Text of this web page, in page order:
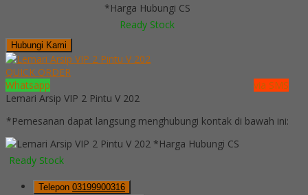
*Harga Hubungi CS
Ready Stock
Hubungi Kami
QUICK ORDER
Whatsapp
via SMS
Lemari Arsip VIP 2 Pintu V 202
*Pemesanan dapat langsung menghubungi kontak di bawah ini:
*Harga Hubungi CS
Ready Stock
Telepon 03199900316